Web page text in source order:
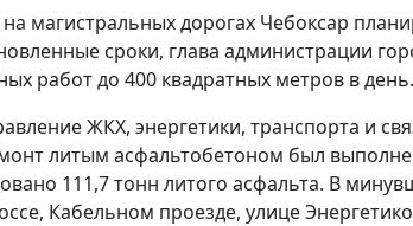
магистральных дорогах Чебоксар
сроки, глава администрации
работ до 400 квадратных метров в день.
ЖКХ, энергетики, транспорта и
литым асфальтобетоном был
111,7 тонн литого асфальта. В
Кабельном проезде, улице